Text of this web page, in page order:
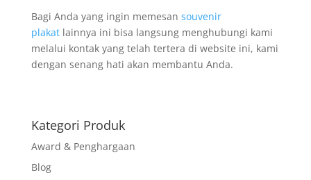
Bagi Anda yang ingin memesan souvenir
plakatlainnya ini bisa langsung menghubungi kami
melalui kontak yang telah tertera di website ini, kami
dengan senang hati akan membantu Anda.
Kategori Produk
Award & Penghargaan
Blog